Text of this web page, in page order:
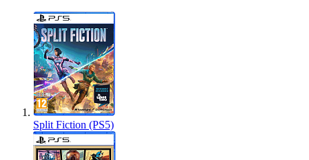
Split Fiction (PS5)